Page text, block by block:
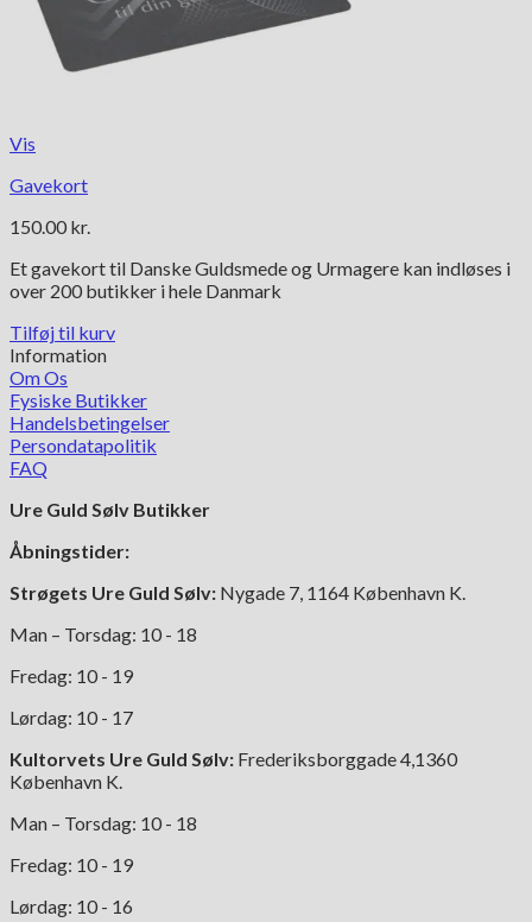
Vis
Gavekort
150.00 kr.
Et gavekort til Danske Guldsmede og Urmagere kan indløses i
over 200 butikker i hele Danmark
Tilføj til kurv
Information
Om Os
Fysiske Butikker
Handelsbetingelser
Persondatapolitik
FAQ
Ure Guld Sølv Butikker
Åbningstider:
Strøgets Ure Guld Sølv: Nygade 7, 1164 København K.
Man – Torsdag: 10 - 18
Fredag: 10 - 19
Lørdag: 10 - 17
Kultorvets Ure Guld Sølv: Frederiksborggade 4,1360
København K.
Man – Torsdag: 10 - 18
Fredag: 10 - 19
Lørdag: 10 - 16